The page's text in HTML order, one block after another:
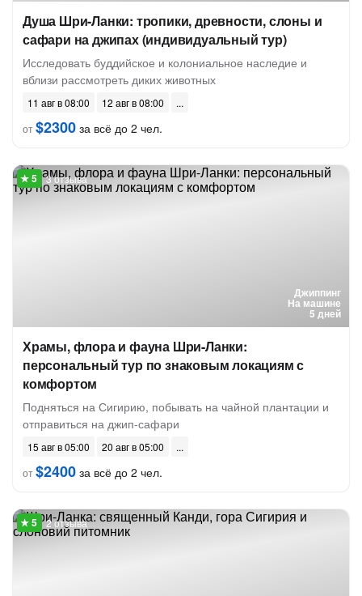
Душа Шри-Ланки: тропики, древности, слоны и
сафари на джипах (индивидуальный тур)
Исследовать буддийское и колониальное наследие и
вблизи рассмотреть диких животных
11 авг в 08:00
12 авг в 08:00
от$2300 за всё до 2 чел.
Джиппинг
На машине
5 дней
3 отзыва
Храмы, флора и фауна Шри-Ланки:
персональный тур по знаковым локациям с
комфортом
Подняться на Сигирию, побывать на чайной плантации и
отправиться на джип-сафари
15 авг в 05:00
20 авг в 05:00
от$2400 за всё до 2 чел.
2 отзыва